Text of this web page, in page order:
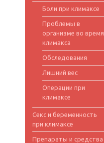
Боли при климаксе
Проблемы в
организме во время
климакса
Обследования
Лишний вес
Операции при
климаксе
Секс и беременность
при климаксе
Препараты и средства